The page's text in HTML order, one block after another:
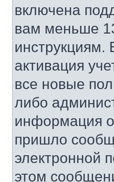
включена
вам меньше
инструкциям.
активация
все новые
либо
информация
пришло
электронной
этом